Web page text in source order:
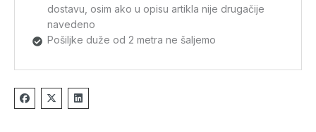
dostavu, osim ako u opisu artikla nije drugačije
navedeno
Pošiljke duže od 2 metra ne šaljemo